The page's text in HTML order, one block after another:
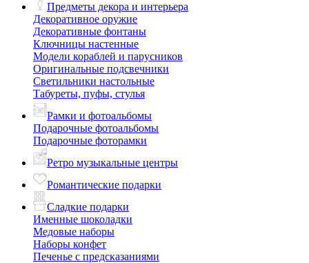
Предметы декора и интерьера
Декоративное оружие
Декоративные фонтаны
Ключницы настенные
Модели кораблей и парусников
Оригинальные подсвечники
Светильники настольные
Табуреты, пуфы, стулья
Рамки и фотоальбомы
Подарочные фотоальбомы
Подарочные фоторамки
Ретро музыкальные центры
Романтические подарки
Сладкие подарки
Именные шоколадки
Медовые наборы
Наборы конфет
Печенье с предсказаниями